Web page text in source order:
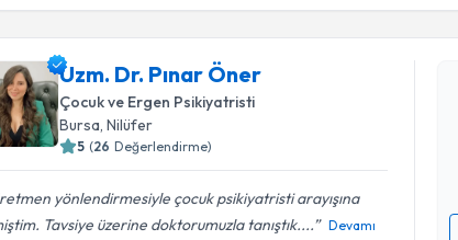
Uzm. Dr. Pınar Öner
Çocuk ve Ergen Psikiyatristi
Bursa , Nilüfer
5 (26 Değerlendirme)
yönlendirmesiyle çocuk psikiyatristi arayışına
Tavsiye üzerine doktorumuzla tanıştık....
Devamı